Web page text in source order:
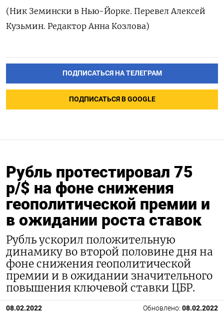
(Ник Земински в Нью-Йорке. Перевел Алексей
Кузьмин. Редактор Анна Козлова)
ПОДПИСАТЬСЯ НА ТЕЛЕГРАМ
ПОДПИСАТЬСЯ В GOOGLE
Рубль протестировал 75
р/$ на фоне снижения
геополитической премии и
в ожидании роста ставок
Рубль ускорил положительную
динамику во второй половине дня на
фоне снижения геополитической
премии и в ожидании значительного
повышения ключевой ставки ЦБР.
08.02.2022 Обновлено: 08.02.2022